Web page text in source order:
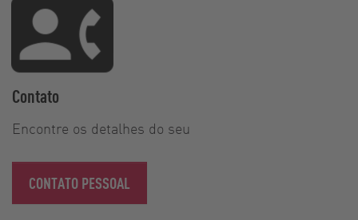
Contato
Encontre os detalhes do seu
CONTATO PESSOAL